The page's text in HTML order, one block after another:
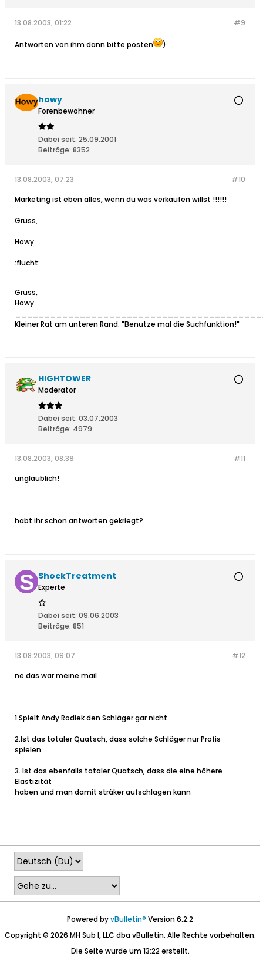
#9
13.08.2003, 01:22
Antworten von ihm dann bitte posten )
howy
Forenbewohner
Dabei seit: 25.09.2001
Beiträge: 8352
#10
13.08.2003, 07:23
Marketing ist eben alles, wenn du was verkaufen willst !!!!!!
Gruss,
Howy
:flucht:
Gruss,
Howy
Kleiner Rat am unteren Rand: "Benutze mal die Suchfunktion!"
HIGHTOWER
Moderator
Dabei seit: 03.07.2003
Beiträge: 4979
#11
13.08.2003, 08:39
unglaublich!
habt ihr schon antworten gekriegt?
ShockTreatment
Experte
Dabei seit: 09.06.2003
Beiträge: 851
#12
13.08.2003, 09:07
ne das war meine mail
1.Spielt Andy Rodiek den Schläger gar nicht
2.Ist das totaler Quatsch, dass solche Schläger nur Profis
spielen
3. Ist das ebenfalls totaler Quatsch, dass die eine höhere
Elastizität
haben und man damit sträker aufschlagen kann
Powered byvBulletin® Version 6.2.2
Copyright © 2026 MH Sub I, LLC dba vBulletin. Alle Rechte vorbehalten.
Die Seite wurde um 13:22 erstellt.